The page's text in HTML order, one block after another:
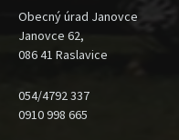
Obecný úrad Janovce
Janovce 62,
086 41 Raslavice
054/4792 337
0910 998 665